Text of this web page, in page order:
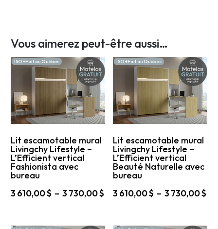
Vous aimerez peut-être aussi…
ISO +Fait au Québec
Lit escamotable mural
Livingchy Lifestyle –
L’Efficient vertical
Fashionista avec
bureau
3 610,00$ – 3 730,00$ Plage
3
a
ISO +Fait au Québec
Lit escamotable mural
Livingchy Lifestyle –
L’Efficient vertical
Beauté Naturelle avec
bureau
3 610,00$ – 3 730,00$
3
a